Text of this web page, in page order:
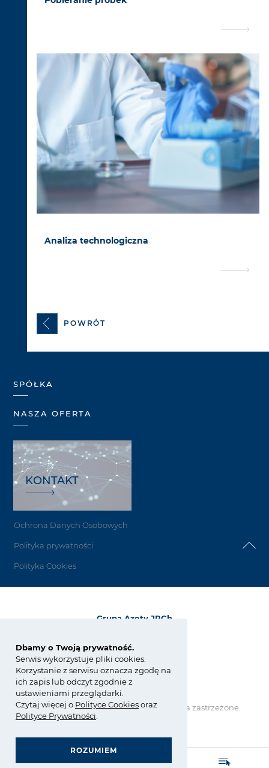
Dbamy o Twoją prywatność.
Serwis wykorzystuje pliki cookies.
Korzystanie z serwisu oznacza zgodę na
ich zapis lub odczyt zgodnie z
ustawieniami przeglądarki.
Czytaj więcej o PolityceCookiesoraz
Polityce Prywatności
ROZUMIEM
Analiza technologiczna
POWRÓT
SPÓŁKA
NASZA OFERTA
KONTAKT
Ochrona Danych Osobowych
Polityka prywatności
Polityka Cookies
Grupa Azoty JRCh
33-101 Tarnów
tel.:
+48 14 633 06 82
fax: +48 14 628 34 57
jrch@grupaazoty.com
Copyright © Grupa Azoty. Wszelkie prawa zastrzeżone.